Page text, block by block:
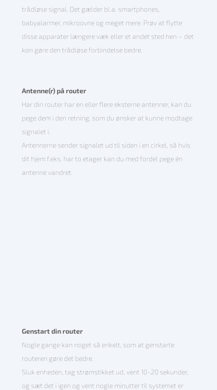
trådløse signal. Det gælder bl.a. smartphones,
babyalarmer, mikroovne og meget mere. Prøv at flytte
disse apparater længere væk eller et andet sted hen – det
kan gøre den trådløse forbindelse bedre.
Antenne(r) på router
Har din router har en eller flere eksterne antenner, kan du
pege dem i den retning, som du ønsker at kunne modtage
signalet i.
Antennerne sender signalet ud til siden i en cirkel, så hvis
dit hjem f.eks. har to etager kan du med fordel pege én
antenne vandret.
Genstart din router
Nogle gange kan noget så enkelt, som at genstarte
routeren gøre det bedre.
Sluk enheden, tag strømstikket ud, vent 10-20 sekunder,
og sæt det i igen og vent nogle minutter til systemet er